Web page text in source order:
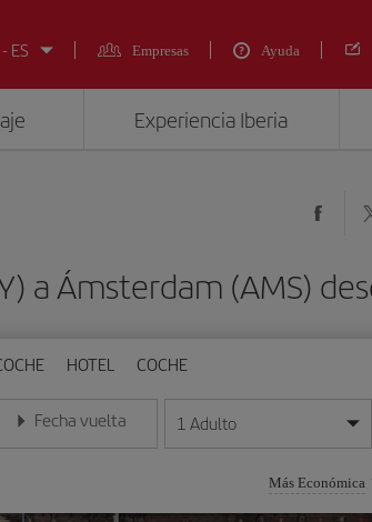
ES
Empresas Ayuda
Experiencia Iberia
a Ámsterdam (AMS)
HOTEL COCHE
formato día/mes/año
Fecha vuelta
Introduce la fecha en formato día/mes/año
1 Adulto
Más Económica